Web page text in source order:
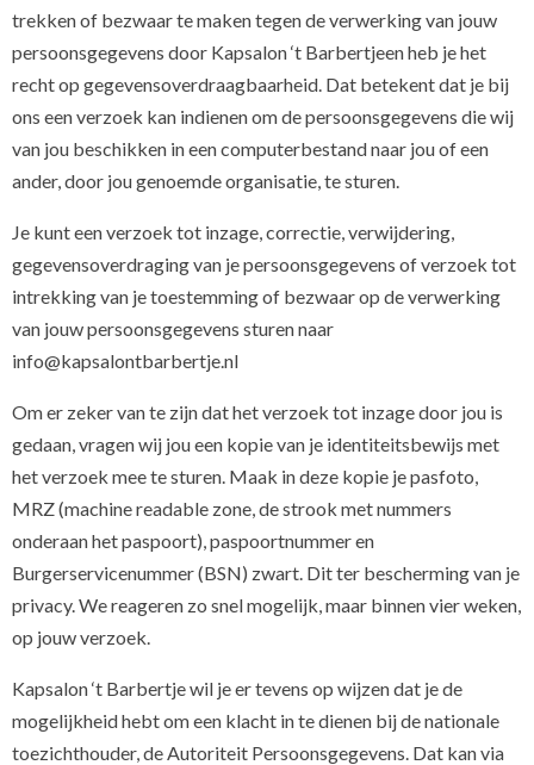
trekken of bezwaar te maken tegen de verwerking van jouw
persoonsgegevens door Kapsalon ‘t Barbertjeen heb je het
recht op gegevensoverdraagbaarheid. Dat betekent dat je bij
ons een verzoek kan indienen om de persoonsgegevens die wij
van jou beschikken in een computerbestand naar jou of een
ander, door jou genoemde organisatie, te sturen.
Je kunt een verzoek tot inzage, correctie, verwijdering,
gegevensoverdraging van je persoonsgegevens of verzoek tot
intrekking van je toestemming of bezwaar op de verwerking
van jouw persoonsgegevens sturen naar
info@kapsalontbarbertje.nl
Om er zeker van te zijn dat het verzoek tot inzage door jou is
gedaan, vragen wij jou een kopie van je identiteitsbewijs met
het verzoek mee te sturen. Maak in deze kopie je pasfoto,
MRZ (machine readable zone, de strook met nummers
onderaan het paspoort), paspoortnummer en
Burgerservicenummer (BSN) zwart. Dit ter bescherming van je
privacy. We reageren zo snel mogelijk, maar binnen vier weken,
op jouw verzoek.
Kapsalon ‘t Barbertje wil je er tevens op wijzen dat je de
mogelijkheid hebt om een klacht in te dienen bij de nationale
toezichthouder, de Autoriteit Persoonsgegevens. Dat kan via